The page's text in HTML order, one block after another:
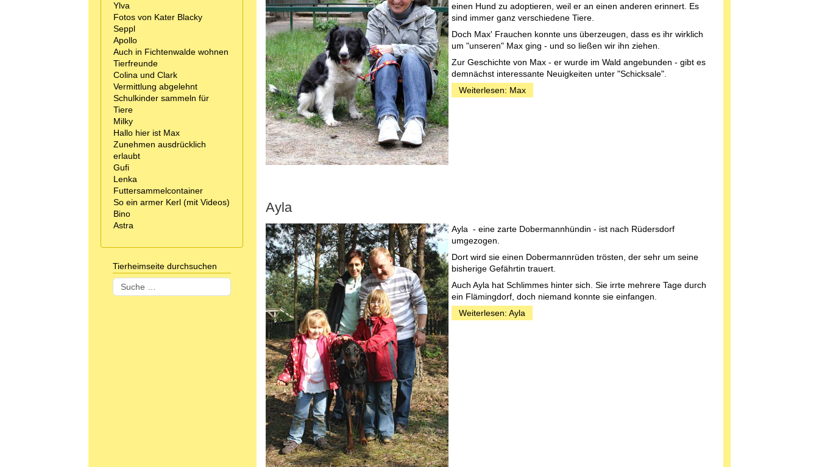
Ylva
Fotos von Kater Blacky
Seppl
Apollo
Auch in Fichtenwalde wohnen
Tierfreunde
Colina und Clark
Vermittlung abgelehnt
Schulkinder sammeln für
Tiere
Milky
Hallo hier ist Max
Zunehmen ausdrücklich
erlaubt
Gufi
Lenka
Futtersammelcontainer
So ein armer Kerl (mit Videos)
Bino
Astra
Tierheimseite durchsuchen
Suchen
einen Hund zu adoptieren, weil er an einen anderen erinnert. Es
sind immer ganz verschiedene Tiere.
Doch Max' Frauchen konnte uns überzeugen, dass es ihr wirklich
um "unseren" Max ging - und so ließen wir ihn ziehen.
Zur Geschichte von Max - er wurde im Wald angebunden - gibt es
demnächst interessante Neuigkeiten unter "Schicksale".
Weiterlesen: Max
Ayla
Ayla - eine zarte Dobermannhündin - ist nach Rüdersdorf
umgezogen.
Dort wird sie einen Dobermannrüden trösten, der sehr um seine
bisherige Gefährtin trauert.
Auch Ayla hat Schlimmes hinter sich. Sie irrte mehrere Tage durch
ein Flämingdorf, doch niemand konnte sie einfangen.
Weiterlesen: Ayla